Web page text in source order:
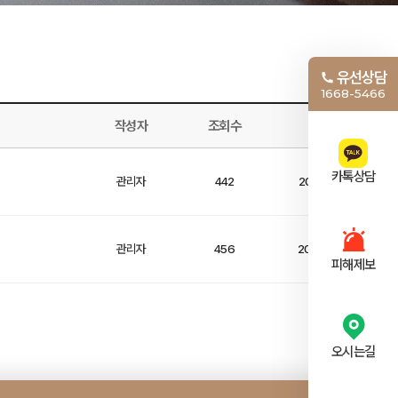
작성자 조회수
관리자 442 2025-09-15
관리자 456 2025-09-27
유선상담
1668-5466
카톡상담
피해제보
오시는길